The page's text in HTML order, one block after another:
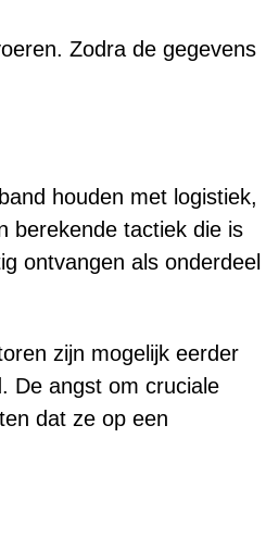
Zodra de gegevens
houden met logistiek,
berekende tactiek die is
ontvangen als onderdeel
zijn mogelijk eerder
De angst om cruciale
dat ze op een